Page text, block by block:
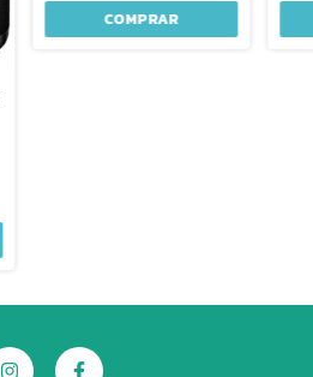
COMPRAR